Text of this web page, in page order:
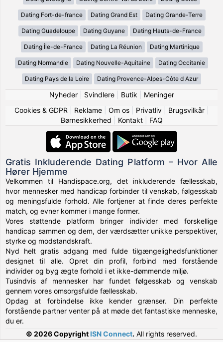
Dating Fort-de-france Dating Grand Est Dating Grande-Terre
Dating Guadeloupe Dating Guyane Dating Hauts-de-France
Dating Île-de-France Dating La Réunion Dating Martinique
Dating Normandie Dating Nouvelle-Aquitaine Dating Occitanie
Dating Pays de la Loire Dating Provence-Alpes-Côte d Azur
Nyheder| Svindlere| Butik
Meninger
Cookies & GDPR
Reklame| Om os| Privatliv| Brugsvilkår|
Børnesikkerhed
Kontakt| FAQ
Gratis Inkluderende Dating Platform – Hvor Alle
Hører Hjemme
Velkommen til Handispace.org, det inkluderende fællesskab,
hvor mennesker med handicap forbinder til venskab, følgesskab
og meningsfulde forhold. Alle fortjener at finde deres perfekte
match, og evner kommer i mange former.
Vores støttende platform bringer individer med forskellige
handicap sammen og dem, der værdsætter unikke perspektiver,
styrke og modstandskraft.
Nyd helt gratis adgang med fulde tilgængelighedsfunktioner
designet til alle. Opret din profil, forbind med forstående
individer og byg ægte forhold i et ikke-dømmende miljø.
Tusindvis af mennesker har fundet følgesskab og venskab
gennem vores omsorgsfulde fællesskab.
Opdag at forbindelse ikke kender grænser. Din perfekte
forstående partner venter på at møde det fantastiske menneske,
du er.
© 2026 Copyright ISN Connect. All rights reserved.